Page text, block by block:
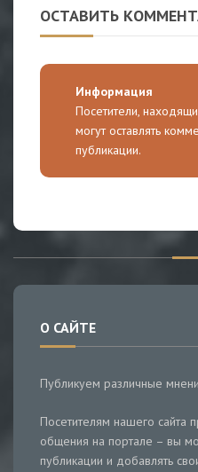
ОСТАВИТЬ
Информация
Посетители,
могут оставлять
публикации.
О САЙТЕ
Публикуем различные
Посетителям нашего сайта
общения на портале – вы
публикации и добавлять